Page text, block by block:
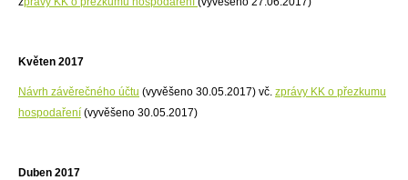
Květen 2017
Návrh závěrečného účtu (vyvěšeno 30.05.2017) vč. zprávy KK o přezkumu
hospodaření (vyvěšeno 30.05.2017)
Duben 2017